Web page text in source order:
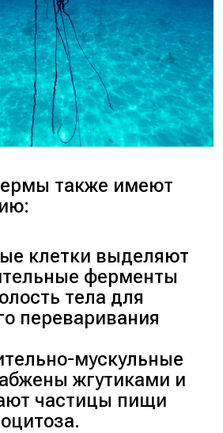
также имеют
клетки выделяют
ферменты
тела для
переваривания
мускульные
жгутиками и
частицы пищи